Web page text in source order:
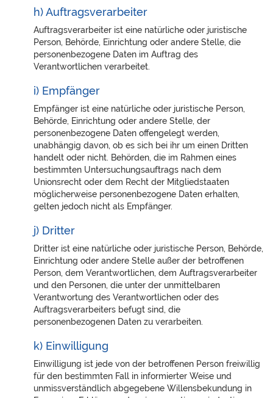
h) Auftragsverarbeiter
Auftragsverarbeiter ist eine natürliche oder juristische
Person, Behörde, Einrichtung oder andere Stelle, die
personenbezogene Daten im Auftrag des
Verantwortlichen verarbeitet.
i) Empfänger
Empfänger ist eine natürliche oder juristische Person,
Behörde, Einrichtung oder andere Stelle, der
personenbezogene Daten offengelegt werden,
unabhängig davon, ob es sich bei ihr um einen Dritten
handelt oder nicht. Behörden, die im Rahmen eines
bestimmten Untersuchungsauftrags nach dem
Unionsrecht oder dem Recht der Mitgliedstaaten
möglicherweise personenbezogene Daten erhalten,
gelten jedoch nicht als Empfänger.
j) Dritter
Dritter ist eine natürliche oder juristische Person, Behörde,
Einrichtung oder andere Stelle außer der betroffenen
Person, dem Verantwortlichen, dem Auftragsverarbeiter
und den Personen, die unter der unmittelbaren
Verantwortung des Verantwortlichen oder des
Auftragsverarbeiters befugt sind, die
personenbezogenen Daten zu verarbeiten.
k) Einwilligung
Einwilligung ist jede von der betroffenen Person freiwillig
für den bestimmten Fall in informierter Weise und
unmissverständlich abgegebene Willensbekundung in